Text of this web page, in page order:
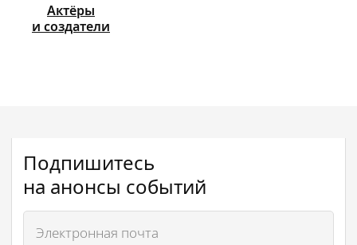
Актёры
и создатели
Подпишитесь
на анонсы событий